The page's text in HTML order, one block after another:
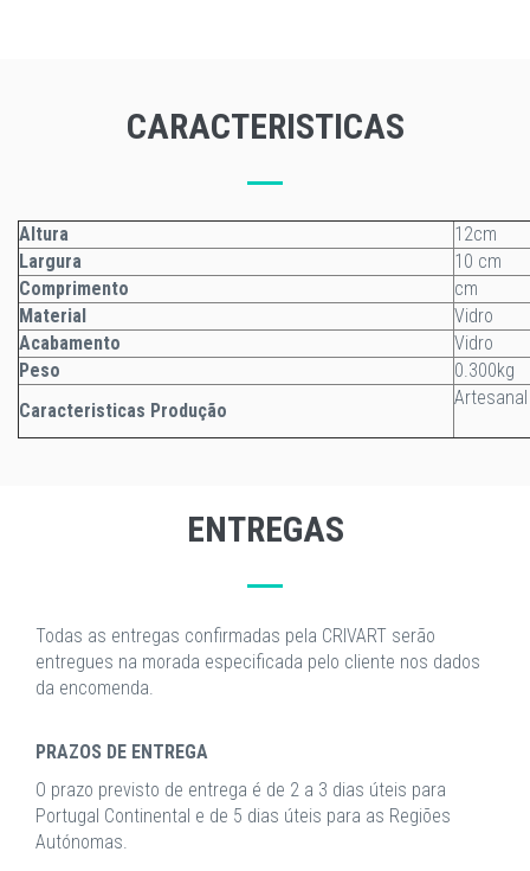
CARACTERISTICAS
Altura
12cm
Largura
10 cm
Comprimento
cm
Material
Vidro
Acabamento
Vidro
Peso
0.300kg
Caracteristicas Produção
Artesanal
ENTREGAS
Todas as entregas confirmadas pela CRIVART serão
entregues na morada especificada pelo cliente nos dados
da encomenda.
PRAZOS DE ENTREGA
O prazo previsto de entrega é de 2 a 3 dias úteis para
Portugal Continental e de 5 dias úteis para as Regiões
Autónomas.